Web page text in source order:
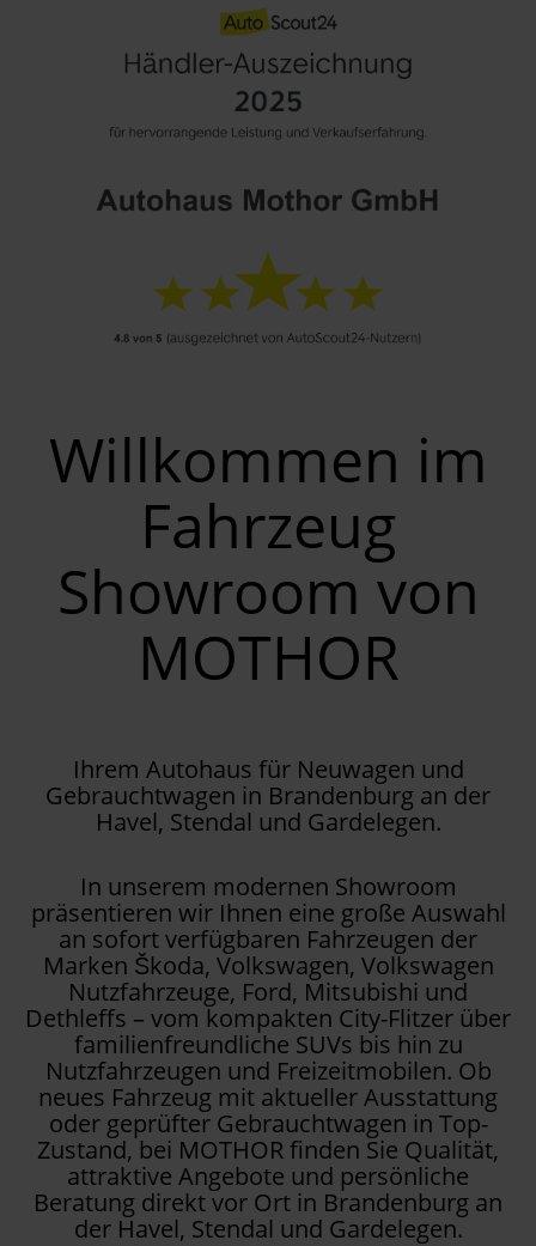
Willkommen im
Fahrzeug
Showroom von
MOTHOR
Ihrem Autohaus für Neuwagen und
Gebrauchtwagen in Brandenburg an der
Havel, Stendal und Gardelegen.
In unserem modernen Showroom
präsentieren wir Ihnen eine große Auswahl
an sofort verfügbaren Fahrzeugen der
Marken Škoda, Volkswagen, Volkswagen
Nutzfahrzeuge, Ford, Mitsubishi und
Dethleffs – vom kompakten City-Flitzer über
familienfreundliche SUVs bis hin zu
Nutzfahrzeugen und Freizeitmobilen. Ob
neues Fahrzeug mit aktueller Ausstattung
oder geprüfter Gebrauchtwagen in Top-
Zustand, bei MOTHOR finden Sie Qualität,
attraktive Angebote und persönliche
Beratung direkt vor Ort in Brandenburg an
der Havel, Stendal und Gardelegen.